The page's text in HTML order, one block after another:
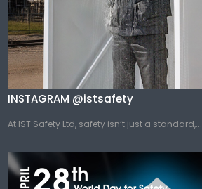
INSTAGRAM @istsafety
At IST Safety Ltd, safety isn’t just a standard,...